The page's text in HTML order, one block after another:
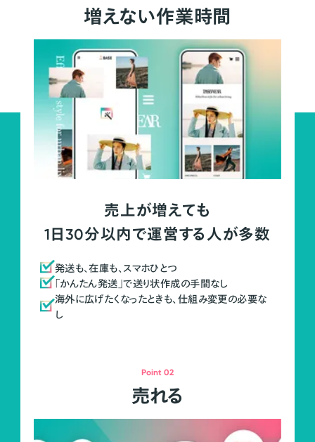
増えない作業時間
売上が増えても
1日30分以内で運営する人が多数
発送も、在庫も、スマホひとつ
「かんたん発送」で送り状作成の手間なし
海外に広げたくなったときも、仕組み変更の必要な
し
Point 02
売れる